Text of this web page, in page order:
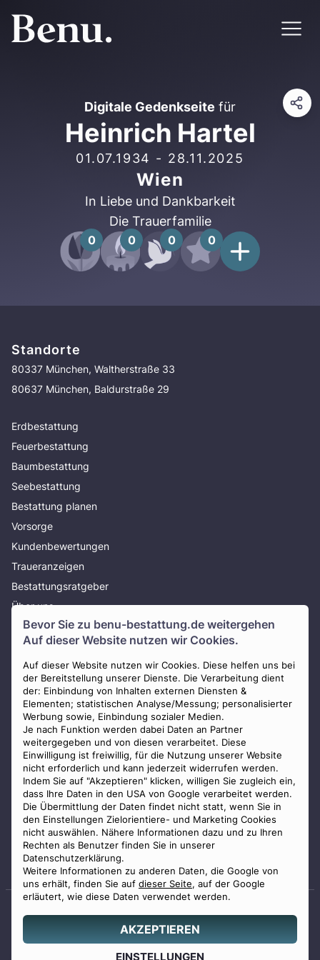
Bevor Sie zu benu-bestattung.de weitergehen
Auf dieser Website nutzen wir Cookies.
Auf dieser Website nutzen wir Cookies. Diese helfen uns bei
der Bereitstellung unserer Dienste. Die Verarbeitung dient
der: Einbindung von Inhalten externen Diensten &
Elementen; statistischen Analyse/Messung; personalisierter
Werbung sowie, Einbindung sozialer Medien.
Je nach Funktion werden dabei Daten an Partner
weitergegeben und von diesen verarbeitet. Diese
Einwilligung ist freiwillig, für die Nutzung unserer Website
nicht erforderlich und kann jederzeit widerrufen werden.
Indem Sie auf "Akzeptieren" klicken, willigen Sie zugleich ein,
dass Ihre Daten in den USA von Google verarbeitet werden.
Die Übermittlung der Daten findet nicht statt, wenn Sie in
den Einstellungen Zielorientiere- und Marketing Cookies
nicht auswählen. Nähere Informationen dazu und zu Ihren
Rechten als Benutzer finden Sie in unserer
Datenschutzerklärung.
Weitere Informationen zu anderen Daten, die Google von
uns erhält, finden Sie auf dieser Seite, auf der Google
erläutert, wie diese Daten verwendet werden.
AKZEPTIEREN
EINSTELLUNGEN
Digitale Gedenkseite für
Heinrich Hartel
01.07.1934 - 28.11.2025
Wien
In Liebe und Dankbarkeit
Die Trauerfamilie
0 0 0 0
Standorte
80337 München, Waltherstraße 33
80637 München, Baldurstraße 29
Erdbestattung
Feuerbestattung
Baumbestattung
Seebestattung
Bestattung planen
Vorsorge
Kundenbewertungen
Traueranzeigen
Bestattungsratgeber
Über uns
Presse
AGB
Impressum
Datenschutz
Widerrufsbelehrung
Zahlungsmöglichkeiten
Mitglied im Bestatterverband Bayern
Staatlich geprüfter
© 2026 Benu GmbH. Alle Rechte vorbehalten.